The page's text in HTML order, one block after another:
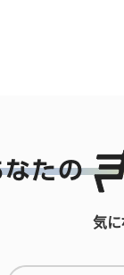
気に